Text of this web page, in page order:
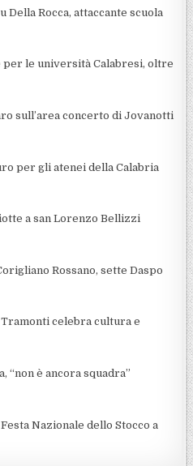
Rocca, attaccante scuola
per le università Calabresi, oltre
sull’area concerto di Jovanotti
per gli atenei della Calabria
a san Lorenzo Bellizzi
Rossano, sette Daspo
celebra cultura e
“non è ancora squadra”
Nazionale dello Stocco a